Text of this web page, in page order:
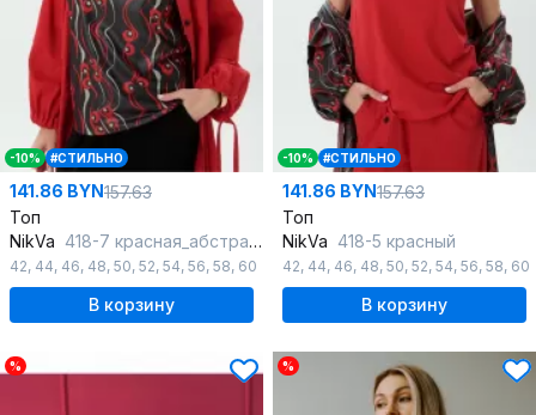
-10% #СТИЛЬНО
141.86 BYN157.63
Топ
NikVa 418-7 красная_абстракция
42, 44, 46, 48, 50, 52, 54, 56, 58, 60
В корзину
-10% #СТИЛЬНО
141.86 BYN157.63
Топ
NikVa 418-5 красный
42, 44, 46, 48, 50, 52, 54, 56, 58, 60
В корзину
% %